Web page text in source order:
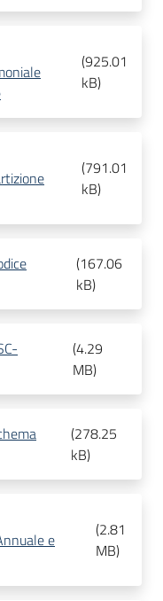
(925.01
kB)
(791.01
kB)
(167.06
kB)
(4.29
MB)
(278.25
kB)
e
(2.81
MB)